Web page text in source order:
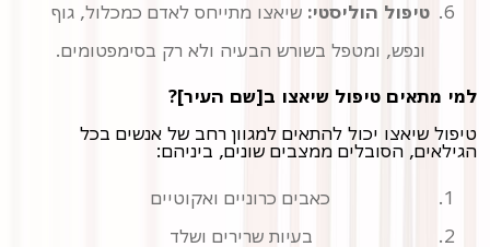
טיפול הוליסטי:
ונפש, ומטפל בשורש הבעיה ולא רק בסימפטומים.
למי מתאים טיפול שיאצו ב[שם העיר]?
הגילאים, הסובלים ממצבים שונים, ביניהם:
כאבים כרוניים ואקוטיים
בעיות שרירים ושלד